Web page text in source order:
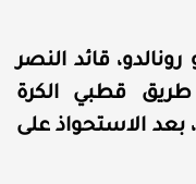
قائد النصر
طريق قطبي الكرة
بعد الاستحواذ على